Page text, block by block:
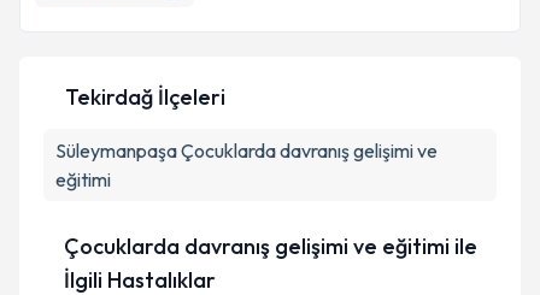
E-posta Adresiniz
Kişisel verilerimin işlenmesine ilişkinAydınlatma
Takvim Talebini Gönder
Tekirdağ İlçeleri
SüleymanpaşaÇocuklarda davranış gelişimi ve
eğitimi
Çocuklarda davranış gelişimi ve eğitimi ile
İlgili Hastalıklar